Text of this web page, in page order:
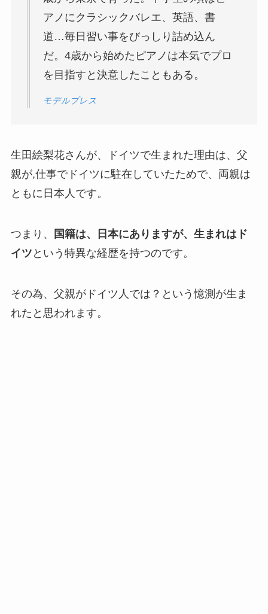
アノにクラシックバレエ、英語、書
道…毎日習い事をびっしり詰め込ん
だ。4歳から始めたピアノは本気でプロ
を目指すと決意したこともある。
モデルプレス
生田絵梨花さんが、ドイツで生まれた理由は、父
親が,仕事でドイツに駐在していたためで、両親は
ともに日本人です。
つまり、
国籍は、日本にありますが、生まれはド
イツ という特異な経歴を持つのです。
その為、父親がドイツ人では？という憶測が生ま
れたと思われます。